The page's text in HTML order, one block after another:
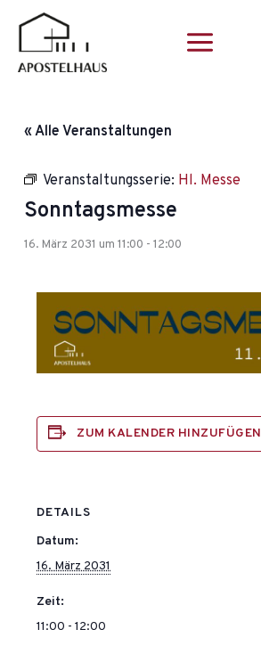
springen
« Alle Veranstaltungen
Veranstaltungsserie: Hl. Messe
Sonntagsmesse
16. März 2031 um 11:00 -12:00
ZUM KALENDER HINZUFÜGEN
DETAILS
Datum:
16. März 2031
Zeit:
11:00 - 12:00